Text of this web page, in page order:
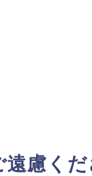
慮くだ